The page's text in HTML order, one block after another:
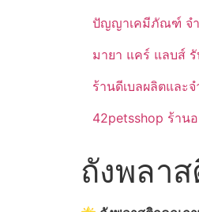
ปัญญาเคมีภัณฑ์ จำ
มายา แคร์ แลบส์ รั
ร้านดีเบลผลิตและ
42petsshop ร้าน
ถังพลา